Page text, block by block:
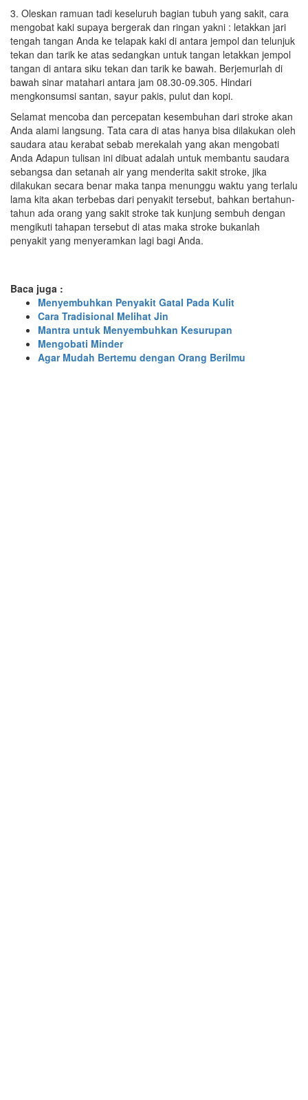
3. Oleskan ramuan tadi keseluruh bagian tubuh yang sakit, cara
mengobat kaki supaya bergerak dan ringan yakni : letakkan jari
tengah tangan Anda ke telapak kaki di antara jempol dan telunjuk
tekan dan tarik ke atas sedangkan untuk tangan letakkan jempol
tangan di antara siku tekan dan tarik ke bawah. Berjemurlah di
bawah sinar matahari antara jam 08.30-09.305. Hindari
mengkonsumsi santan, sayur pakis, pulut dan kopi.
Selamat mencoba dan percepatan kesembuhan dari stroke akan
Anda alami langsung. Tata cara di atas hanya bisa dilakukan oleh
saudara atau kerabat sebab merekalah yang akan mengobati
Anda Adapun tulisan ini dibuat adalah untuk membantu saudara
sebangsa dan setanah air yang menderita sakit stroke, jika
dilakukan secara benar maka tanpa menunggu waktu yang terlalu
lama kita akan terbebas dari penyakit tersebut, bahkan bertahun-
tahun ada orang yang sakit stroke tak kunjung sembuh dengan
mengikuti tahapan tersebut di atas maka stroke bukanlah
penyakit yang menyeramkan lagi bagi Anda.
Baca juga :
Menyembuhkan Penyakit Gatal Pada Kulit
Cara Tradisional Melihat Jin
Mantra untuk Menyembuhkan Kesurupan
Mengobati Minder
Agar Mudah Bertemu dengan Orang Berilmu